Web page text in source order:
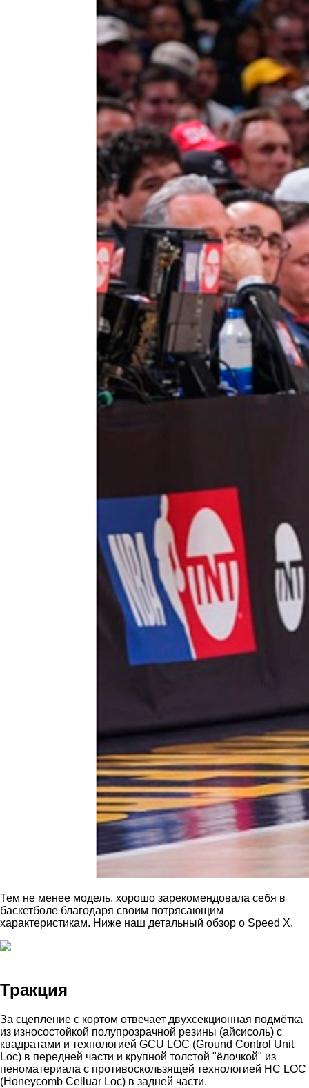
Тем не менее модель, хорошо зарекомендовала себя в
баскетболе благодаря своим потрясающим
характеристикам. Ниже наш детальный обзор о Speed X.
Тракция
За сцепление с кортом отвечает двухсекционная подмётка
из износостойкой полупрозрачной резины (айсисоль) с
квадратами и технологией GCU LOC (Ground Control Unit
Loc) в передней части и крупной толстой "ёлочкой" из
пеноматериала с противоскользящей технологией HC LOC
(Honeycomb Celluar Loc) в задней части.